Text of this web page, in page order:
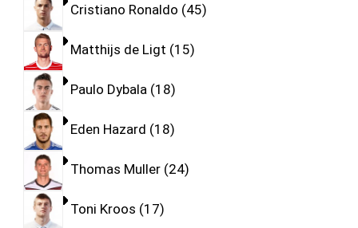
Cristiano Ronaldo 45
Matthijs de Ligt 15
Paulo Dybala 18
Eden Hazard 18
Thomas Muller 24
Toni Kroos 17